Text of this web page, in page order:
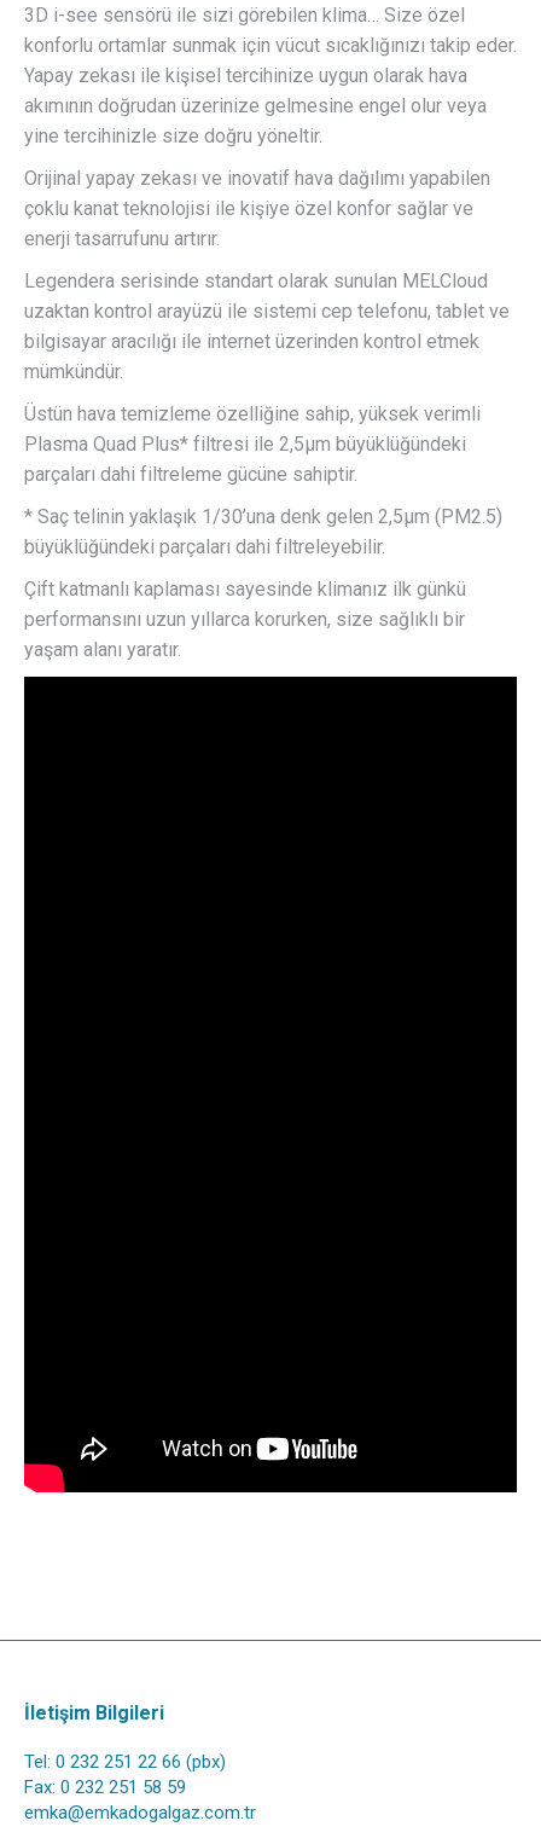
3D i-see sensörü ile sizi görebilen klima… Size özel
konforlu ortamlar sunmak için vücut sıcaklığınızı takip eder.
Yapay zekası ile kişisel tercihinize uygun olarak hava
akımının doğrudan üzerinize gelmesine engel olur veya
yine tercihinizle size doğru yöneltir.
Orijinal yapay zekası ve inovatif hava dağılımı yapabilen
çoklu kanat teknolojisi ile kişiye özel konfor sağlar ve
enerji tasarrufunu artırır.
Legendera serisinde standart olarak sunulan MELCloud
uzaktan kontrol arayüzü ile sistemi cep telefonu, tablet ve
bilgisayar aracılığı ile internet üzerinden kontrol etmek
mümkündür.
Üstün hava temizleme özelliğine sahip, yüksek verimli
Plasma Quad Plus* filtresi ile 2,5µm büyüklüğündeki
parçaları dahi filtreleme gücüne sahiptir.
* Saç telinin yaklaşık 1/30’una denk gelen 2,5µm (PM2.5)
büyüklüğündeki parçaları dahi filtreleyebilir.
Çift katmanlı kaplaması sayesinde klimanız ilk günkü
performansını uzun yıllarca korurken, size sağlıklı bir
yaşam alanı yaratır.
İletişim Bilgileri
Tel: 0 232 251 22 66 (pbx)
Fax: 0 232 251 58 59
emka@emkadogalgaz.com.tr